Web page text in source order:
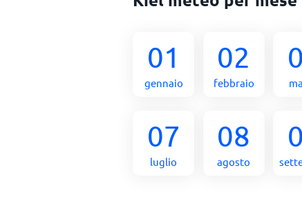
01
gennaio
02
febbraio
07
luglio
08
agosto